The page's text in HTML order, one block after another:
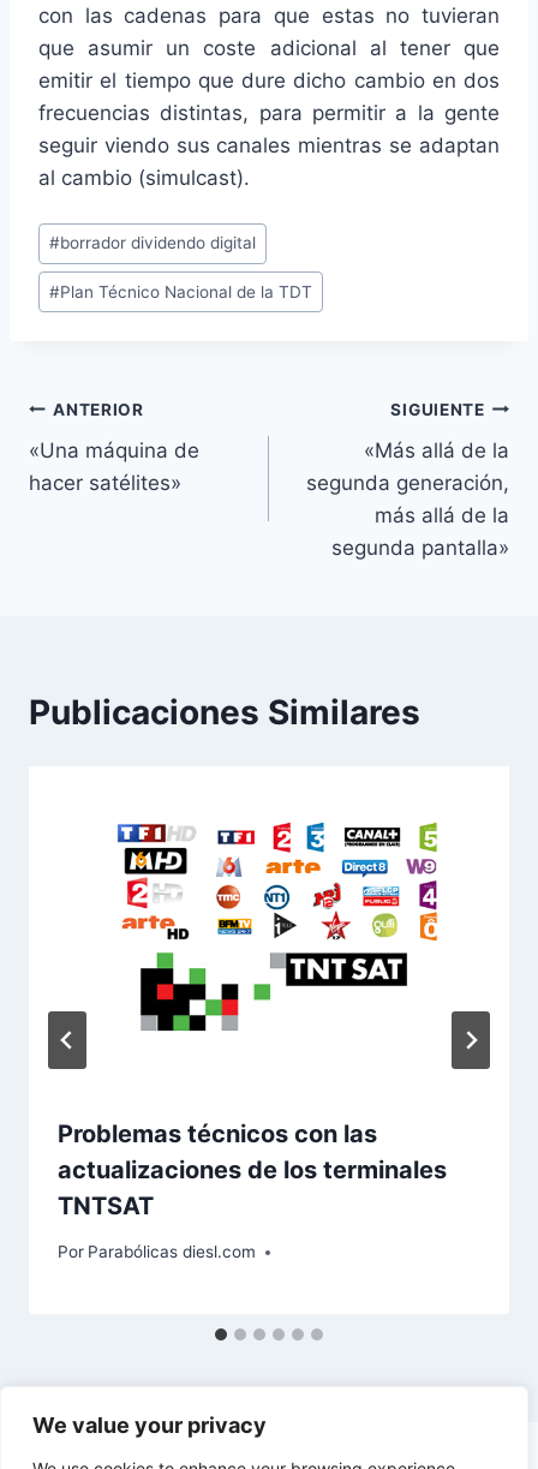
We value your privacy
con las cadenas para que estas no tuvieran
que asumir un coste adicional al tener que
emitir el tiempo que dure dicho cambio en dos
frecuencias distintas, para permitir a la gente
seguir viendo sus canales mientras se adaptan
al cambio (simulcast).
Etiquetas
de
la
#borrador dividendo digital
#Plan Técnico Nacional de la TDT
Navegación
de
ANTERIOR
«Una máquina de
hacer satélites»
SIGUIENTE
«Más allá de la
segunda generación,
más allá de la
segunda pantalla»
Publicaciones Similares
Problemas técnicos con las
actualizaciones de los terminales
TNTSAT
Por Parabólicas diesl.com